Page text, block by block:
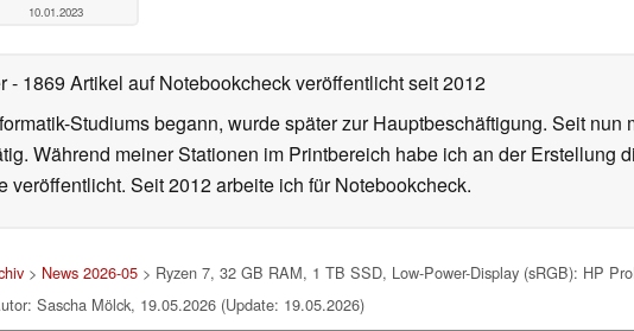
10.01.2023
- 1869 Artikel auf Notebookcheck veröffentlichtseit 2012
Studiums begann, wurde später zur Hauptbeschäftigung. Seit nun
Während meiner Stationen im Printbereich habe ich an der Erstellung
veröffentlicht. Seit 2012 arbeite ich für Notebookcheck.
> News 2026-05> Ryzen 7, 32 GB RAM, 1 TB SSD, Low-Power-Display (sRGB): HP
Sascha Mölck, 19.05.2026 (Update: 19.05.2026)